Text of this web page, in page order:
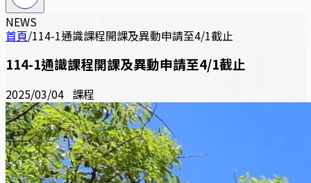
NEWS
首頁/114-1通識課程開課及異動申請至4/1截止
114-1通識課程開課及異動申請至4/1截止
2025/03/04 課程